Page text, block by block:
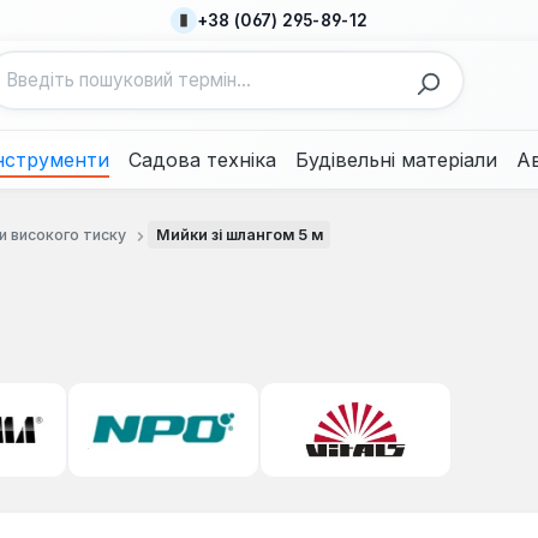
+38 (067) 295-89-12
Садова техніка Будівельні матеріали
високого тиску Мийки зі шлангом 5 м